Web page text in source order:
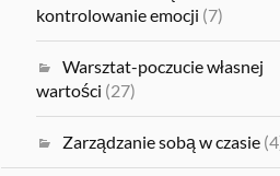
kontrolowanie emocji (7)
Warsztat-poczucie własnej
wartości (27)
Zarządzanie sobą w czasie